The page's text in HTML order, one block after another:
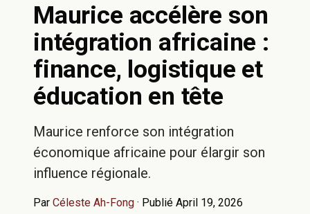
Maurice accélère son
intégration africaine :
finance, logistique et
éducation en tête
Maurice renforce son intégration
économique africaine pour élargir son
influence régionale.
Par Céleste Ah-Fong · Publié April 19, 2026